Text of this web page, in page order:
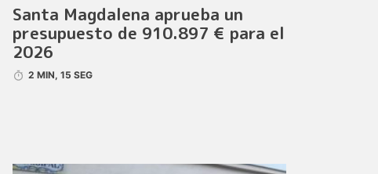
Santa Magdalena aprueba un
presupuesto de 910.897 € para el
2026
2 MIN, 15 SEG